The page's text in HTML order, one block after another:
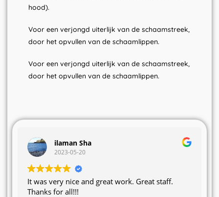
hood).
Voor een verjongd uiterlijk van de schaamstreek,
door het opvullen van de schaamlippen.
Voor een verjongd uiterlijk van de schaamstreek,
door het opvullen van de schaamlippen.
ilaman Sha
2023-05-20
It was very nice and great work. Great staff.
Thanks for all!!!